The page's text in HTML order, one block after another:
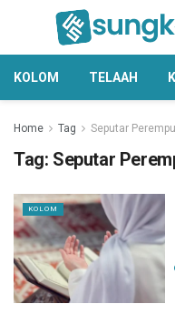
KOLOM TELAAH
Home Tag Seputar
Tag: Seputar
KOLOM